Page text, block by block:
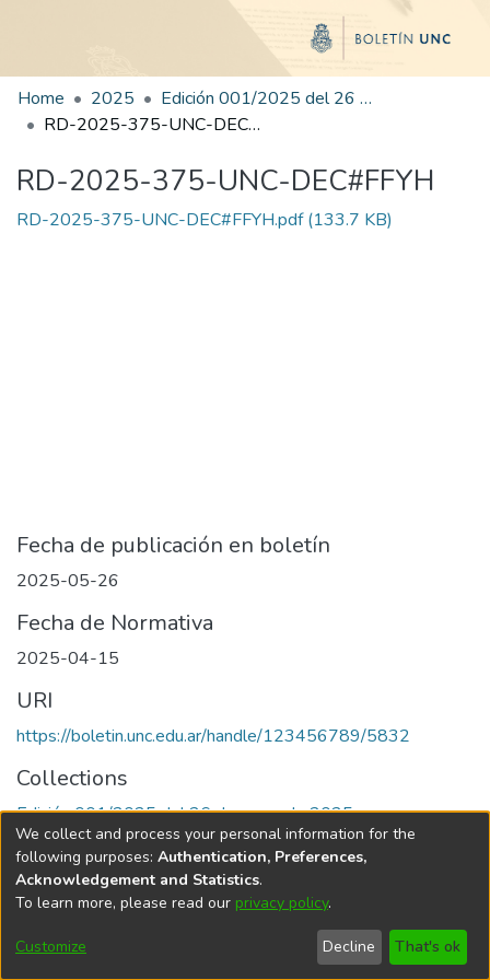
Home 2025
Edición 001/2025 del 26 de mayo de 2025
RD-2025-375-UNC-DEC#FFYH
RD-2025-375-UNC-DEC#FFYH
RD-2025-375-UNC-DEC#FFYH.pdf(133.7 KB)
Fecha de publicación en boletín
2025-05-26
Fecha de Normativa
2025-04-15
URI
https://boletin.unc.edu.ar/handle/123456789/5832
Collections
Edición 001/2025 del 26 de mayo de 2025
Universidad Nacional de Córdoba
We collect and process your personal information for the
following purposes: Authentication, Preferences,
Acknowledgement and Statistics.
To learn more, please read our privacy policy.
Customize Decline That's ok